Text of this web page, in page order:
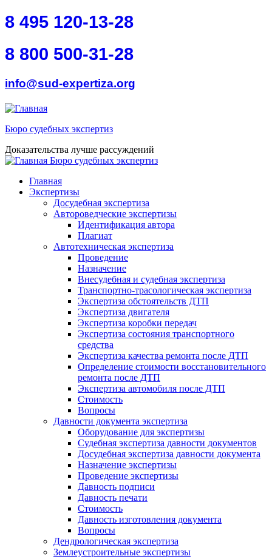
Перейти к основному содержанию
Skip to search
8 495 120-13-28
8 800 500-31-28
info@sud-expertiza.org
Бюро судебных экспертиз
Доказательства лучше рассуждений
Бюро судебных экспертиз
Главное меню
Главная
Экспертизы
Досудебная экспертиза
Автороведческие экспертизы
Идентификация автора
Плагиат
Автотехническая экспертиза
Проведение
Назначение
Внесудебная и судебная экспертиза
Транспортно-трасологическая экспертиза
Экспертиза обстоятельств ДТП
Экспертиза двигателя
Экспертиза коробки передач
Экспертиза состояния транспортного
средства
Экспертиза качества ремонта после ДТП
Определение стоимости восстановительного
ремонта после ДТП
Экспертиза автомобиля после ДТП
Стоимость
Вопросы
Давности документа экспертиза
Оборудование для экспертизы
Судебная экспертиза давности документов
Досудебная экспертиза давности документа
Назначение экспертизы
Проведение экспертизы
Давность подписи
Давность печати
Стоимость
Давность изготовления документа
Вопросы
Дендрологическая экспертиза
Землеустроительные экспертизы